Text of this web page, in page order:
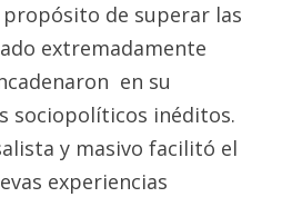
de superar las
extremadamente
en su
sociopolíticos inéditos.
y masivo facilitó el
experiencias